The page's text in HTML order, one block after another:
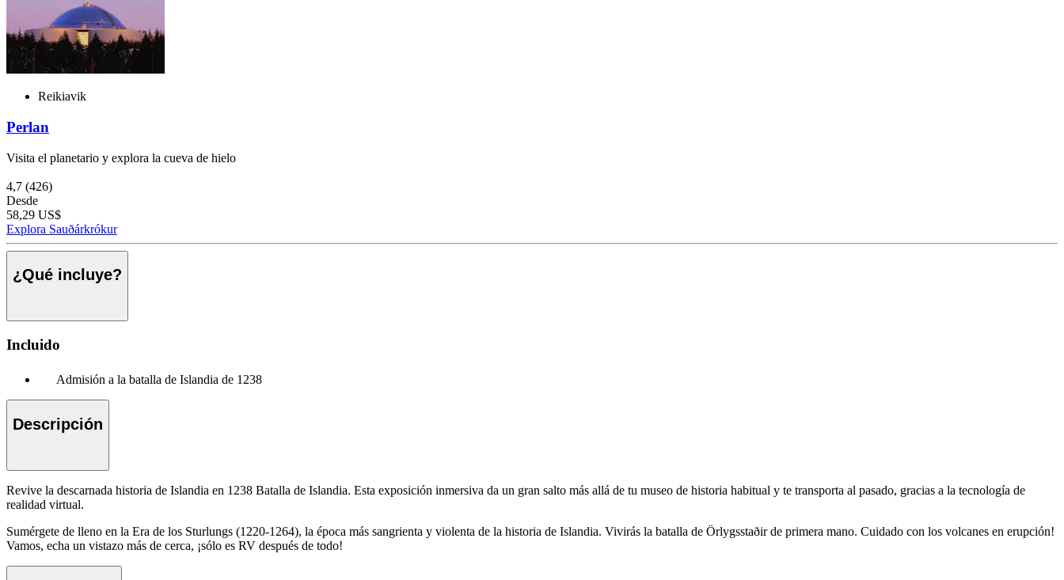
Reikiavik
Perlan
Visita el planetario y explora la cueva de hielo
4,7 (426)
Desde
58,29 US$
Explora Sauðárkrókur
¿Qué incluye?
Incluido
Admisión a la batalla de Islandia de 1238
Descripción
Revive la descarnada historia de Islandia en 1238 Batalla de Islandia. Esta exposición inmersiva da un gran salto más allá de tu museo de historia habitual y te transporta al pasado, gracias a la tecnología de
realidad virtual.
Sumérgete de lleno en la Era de los Sturlungs (1220-1264), la época más sangrienta y violenta de la historia de Islandia. Vivirás la batalla de Örlygsstaðir de primera mano. Cuidado con los volcanes en erupción!
Vamos, echa un vistazo más de cerca, ¡sólo es RV después de todo!